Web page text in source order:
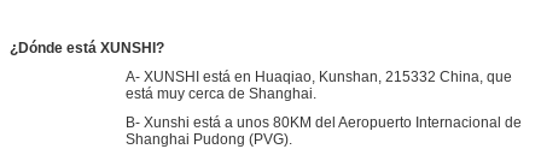
¿Dónde está XUNSHI?
A- XUNSHI está en Huaqiao, Kunshan, 215332 China, que
está muy cerca de Shanghai.
B- Xunshi está a unos 80KM del Aeropuerto Internacional de
Shanghai Pudong (PVG).